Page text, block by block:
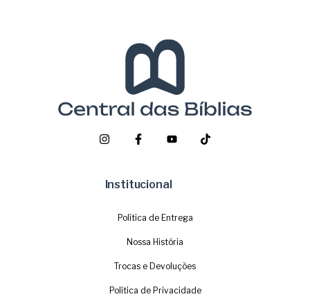
Institucional
Política de Entrega
Nossa História
Trocas e Devoluções
Política de Privacidade